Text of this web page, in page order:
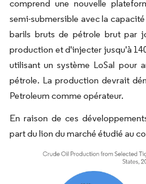
comprend une nouvelle
semi-submersible avec la
barils bruts de pétrole brut par
production et d'injecter jusqu'à
utilisant un système LoSal pour
pétrole. La production devrait
Petroleum comme opérateur.
En raison de ces
part du lion du marché étudié au